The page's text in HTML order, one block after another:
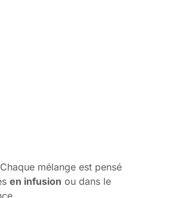
mélange est pensé
en infusion ou dans le